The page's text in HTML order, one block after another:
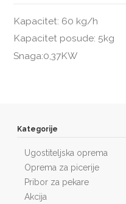
Kapacitet: 60 kg/h
Kapacitet posude: 5kg
Snaga:0,37KW
Kategorije
Ugostiteljska oprema
Oprema za picerije
Pribor za pekare
Akcija